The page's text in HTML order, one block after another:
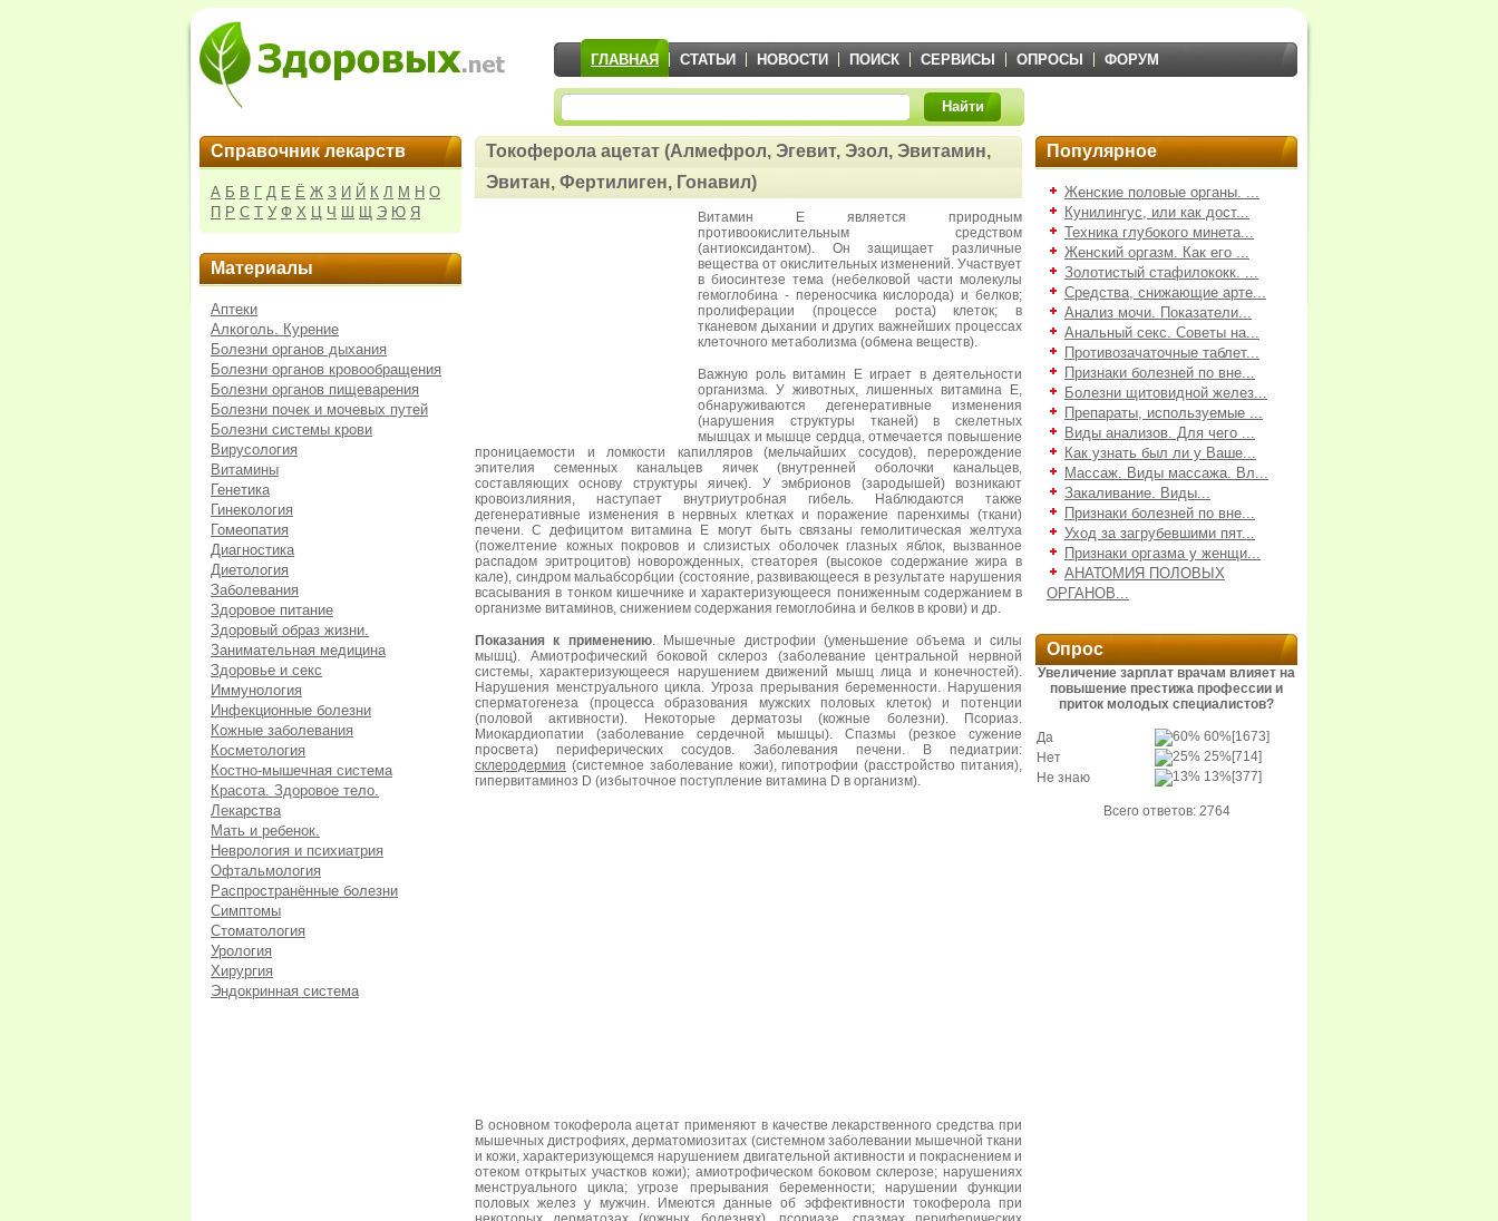
ГЛАВНАЯ СТАТЬИ НОВОСТИ ПОИСК СЕРВИСЫ ОПРОСЫ ФОРУМ
Найти
Справочник лекарств
А Б В Г Д Е Ё Ж З И Й К Л М Н О
П Р С Т У Ф Х Ц Ч Ш Щ Э Ю Я
Материалы
Аптеки
Алкоголь. Курение
Болезни органов дыхания
Болезни органов кровообращения
Болезни органов пищеварения
Болезни почек и мочевых путей
Болезни системы крови
Вирусология
Витамины
Генетика
Гинекология
Гомеопатия
Диагностика
Диетология
Заболевания
Здоровое питание
Здоровый образ жизни.
Занимательная медицина
Здоровье и секс
Иммунология
Инфекционные болезни
Кожные заболевания
Косметология
Костно-мышечная система
Красота. Здоровое тело.
Лекарства
Мать и ребенок.
Неврология и психиатрия
Офтальмология
Распространённые болезни
Симптомы
Стоматология
Урология
Хирургия
Эндокринная система
Токоферола ацетат (Алмефрол, Эгевит, Эзол, Эвитамин,
Эвитан, Фертилиген, Гонавил)
Витамин Е является природным
противоокислительным средством
(антиоксидантом). Он защищает различные
вещества от окислительных изменений. Участвует
в биосинтезе тема (небелковой части молекулы
гемоглобина - переносчика кислорода) и белков;
пролиферации (процессе роста) клеток; в
тканевом дыхании и других важнейших процессах
клеточного метаболизма (обмена веществ).
Важную роль витамин Е играет в деятельности
организма. У животных, лишенных витамина Е,
обнаруживаются дегенеративные изменения
(нарушения структуры тканей) в скелетных
мышцах и мышце сердца, отмечается повышение
проницаемости и ломкости капилляров (мельчайших сосудов), перерождение
эпителия семенных канальцев яичек (внутренней оболочки канальцев,
составляющих основу структуры яичек). У эмбрионов (зародышей) возникают
кровоизлияния, наступает внутриутробная гибель. Наблюдаются также
дегенеративные изменения в нервных клетках и поражение паренхимы (ткани)
печени. С дефицитом витамина Е могут быть связаны гемолитическая желтуха
(пожелтение кожных покровов и слизистых оболочек глазных яблок, вызванное
распадом эритроцитов) новорожденных, стеаторея (высокое содержание жира в
кале), синдром мальабсорбции (состояние, развивающееся в результате нарушения
всасывания в тонком кишечнике и характеризующееся пониженным содержанием в
организме витаминов, снижением содержания гемоглобина и белков в крови) и др.
Показания к применению. Мышечные дистрофии (уменьшение объема и силы
мышц). Амиотрофический боковой склероз (заболевание центральной нервной
системы, характеризующееся нарушением движений мышц лица и конечностей).
Нарушения менструального цикла. Угроза прерывания беременности. Нарушения
сперматогенеза (процесса образования мужских половых клеток) и потенции
(половой активности). Некоторые дерматозы (кожные болезни). Псориаз.
Миокардиопатии (заболевание сердечной мышцы). Спазмы (резкое сужение
просвета) периферических сосудов. Заболевания печени. В педиатрии:
склеродермия (системное заболевание кожи), гипотрофии (расстройство питания),
гипервитаминоз D (избыточное поступление витамина D в организм).
В основном токоферола ацетат применяют в качестве лекарственного средства при
мышечных дистрофиях, дерматомиозитах (системном заболевании мышечной ткани
и кожи, характеризующемся нарушением двигательной активности и покраснением и
отеком открытых участков кожи); амиотрофическом боковом склерозе; нарушениях
менструального цикла; угрозе прерывания беременности; нарушении функции
половых желез у мужчин. Имеются данные об эффективности токоферола при
Популярное
Женские половые органы. ...
Кунилингус, или как дост...
Техника глубокого минета...
Женский оргазм. Как его ...
Золотистый стафилококк. ...
Средства, снижающие арте...
Анализ мочи. Показатели...
Анальный секс. Советы на...
Противозачаточные таблет...
Признаки болезней по вне...
Болезни щитовидной желез...
Препараты, используемые ...
Виды анализов. Для чего ...
Как узнать был ли у Ваше...
Массаж. Виды массажа. Вл...
Закаливание. Виды...
Признаки болезней по вне...
Уход за загрубевшими пят...
Признаки оргазма у женщи...
АНАТОМИЯ ПОЛОВЫХ
ОРГАНОВ...
Опрос
Увеличение зарплат врачам влияет на
повышение престижа профессии и
приток молодых специалистов?
Да 60%[1673]
Нет
25%[714]
Не знаю
13%[377]
Всего ответов: 2764